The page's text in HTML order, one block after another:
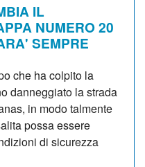
IL
NUMERO 20
SEMPRE
che ha colpito la
danneggiato la strada
in modo talmente
possa essere
di sicurezza